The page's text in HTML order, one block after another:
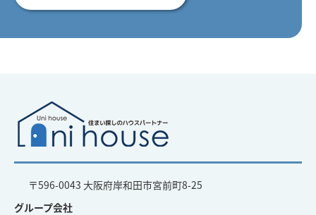
〒596-0043 大阪府岸和田市宮前町8-25
グループ会社